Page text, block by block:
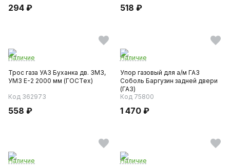
294 ₽ 518 ₽
Наличие
Трос газа УАЗ Буханка дв. ЗМЗ,
УМЗ Е-2 2000 мм (ГОСТех)
Код 362973
558 ₽
Наличие
Упор газовый для а/м ГАЗ
Соболь Баргузин задней двери
(ГАЗ)
Код 75800
1 470 ₽
Наличие
Наличие